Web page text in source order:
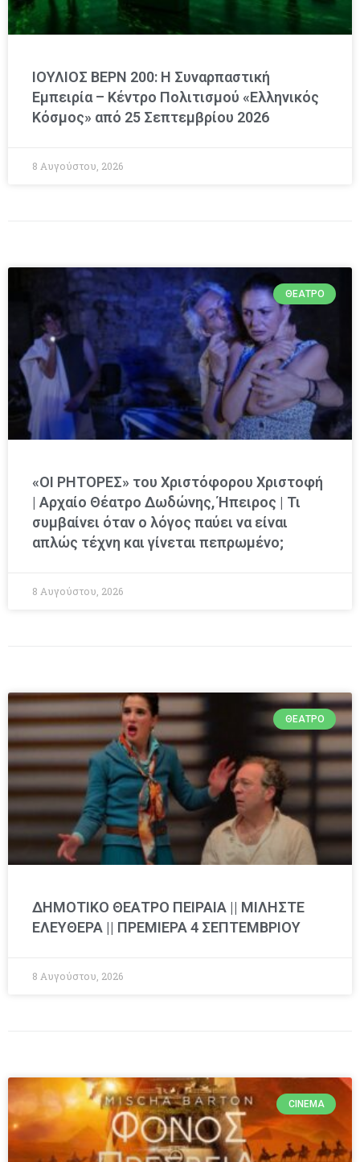
ΙΟΥΛΙΟΣ ΒΕΡΝ 200: Η Συναρπαστική
Εμπειρία – Κέντρο Πολιτισμού «Ελληνικός
Κόσμος» από 25 Σεπτεμβρίου 2026
8 Αυγούστου, 2026
ΘΈΑΤΡΟ
«ΟΙ ΡΗΤΟΡΕΣ» του Χριστόφορου Χριστοφή
| Αρχαίο Θέατρο Δωδώνης, Ήπειρος | Τι
συμβαίνει όταν ο λόγος παύει να είναι
απλώς τέχνη και γίνεται πεπρωμένο;
8 Αυγούστου, 2026
ΘΈΑΤΡΟ
ΔΗΜΟΤΙΚΟ ΘΕΑΤΡΟ ΠΕΙΡΑΙΑ || ΜΙΛΗΣΤΕ
ΕΛΕΥΘΕΡΑ || ΠΡΕΜΙΕΡΑ 4 ΣΕΠΤΕΜΒΡΙΟΥ
8 Αυγούστου, 2026
CINEMA